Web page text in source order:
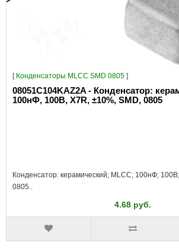
[ Конденсаторы MLCC SMD 0805 ]
08051C104KAZ2A - Конденсатор:
100нФ, 100В, X7R, ±10%, SMD, 0805
Конденсатор: керамический; MLCC; 100нФ;
0805..
4.68 руб.